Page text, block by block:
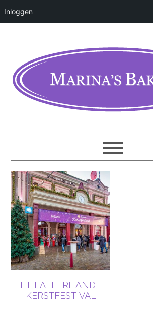
Inloggen
HET ALLERHANDE
KERSTFESTIVAL